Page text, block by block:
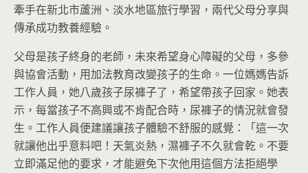
牽手在新北市蘆洲、淡水地區旅行學習，兩代父母分享與
傳承成功教養經驗。
父母是孩子終身的老師，未來希望身心障礙的父母，多參
與協會活動，用加法教育改變孩子的生命。一位媽媽告訴
工作人員，她八歲孩子尿褲子了，希望帶孩子回家。她表
示，每當孩子不高興或不肯配合時，尿褲子的情況就會發
生。工作人員便建議讓孩子體驗不舒服的感覺：「這一次
就讓他出乎意料吧！天氣炎熱，濕褲子不久就會乾。不要
立即滿足他的要求，才能避免下次他用這個方法拒絕學